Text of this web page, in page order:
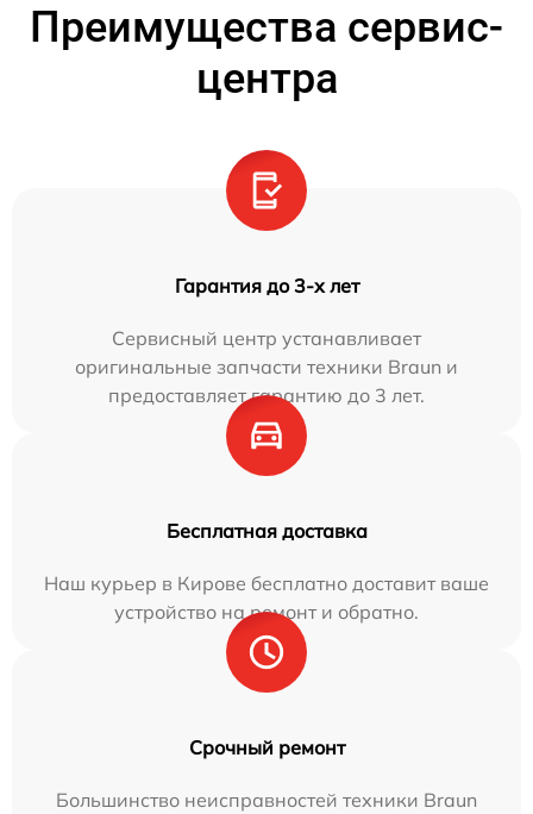
Преимущества сервис-
центра
Гарантия до 3-х лет
Сервисный центр устанавливает
оригинальные запчасти техники Braun и
предоставляет гарантию до 3 лет.
Бесплатная доставка
Наш курьер в Кирове бесплатно доставит ваше
устройство на ремонт и обратно.
Срочный ремонт
Большинство неисправностей техники Braun